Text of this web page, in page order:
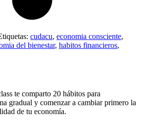
cudacu, economia consciente,
del bienestar, habitos financieros,
te comparto 20 hábitos para
gradual y comenzar a cambiar primero la
de tu economía.